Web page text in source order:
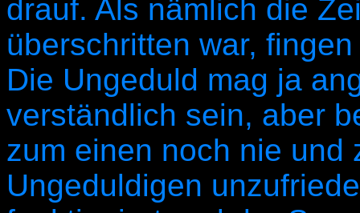
drauf. Als nämlich die
überschritten war,
Die Ungeduld mag ja
verständlich sein, aber
zum einen noch nie und
Ungeduldigen